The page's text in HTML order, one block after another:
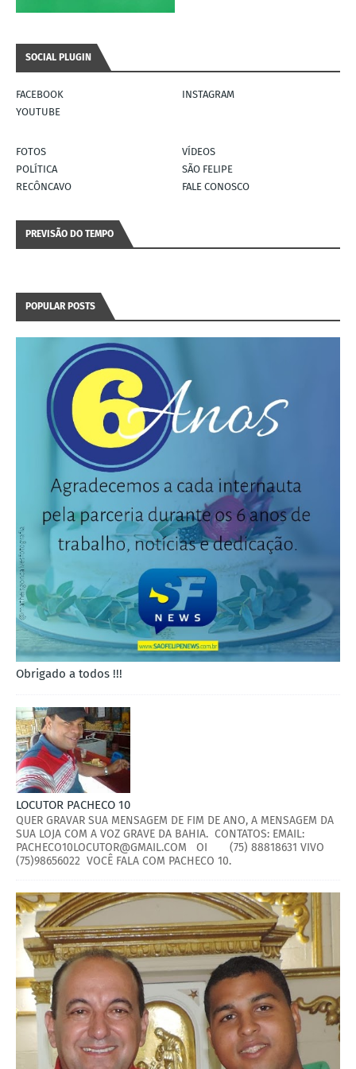
SOCIAL PLUGIN
FACEBOOK
INSTAGRAM
YOUTUBE
FOTOS
VÍDEOS
POLÍTICA
SÃO FELIPE
RECÔNCAVO
FALE CONOSCO
PREVISÃO DO TEMPO
POPULAR POSTS
Obrigado a todos !!!
LOCUTOR PACHECO 10
QUER GRAVAR SUA MENSAGEM DE FIM DE ANO, A MENSAGEM DA
SUA LOJA COM A VOZ GRAVE DA BAHIA. CONTATOS: EMAIL:
PACHECO10LOCUTOR@GMAIL.COM OI (75) 88818631 VIVO
(75)98656022 VOCÊ FALA COM PACHECO 10.